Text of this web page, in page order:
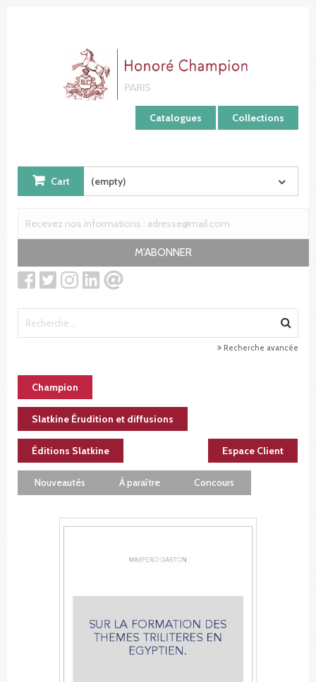
Catalogues Collections
Cart (empty)
M'ABONNER
Recherche avancée
Champion
Slatkine Érudition et diffusions
Éditions Slatkine Espace Client
Nouveautés À paraître Concours